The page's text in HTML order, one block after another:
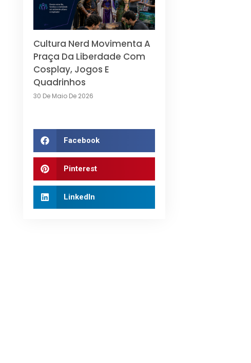
Cultura Nerd Movimenta A
Praça Da Liberdade Com
Cosplay, Jogos E
Quadrinhos
30 De Maio De 2026
Facebook
Pinterest
LinkedIn